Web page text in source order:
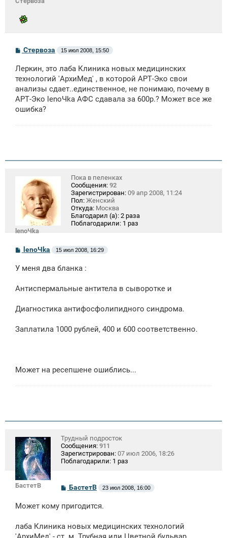
С
б
щ
н
и
Стервоза 15 июл 2008, 15:50
Леркин, это лаба Клиника новых медицинских
технологий 'АрхиМед' , в которой АРТ-Эко свои
анализы сдает..единственное, не понимаю, почему в
АРТ-Эко lenoЧka АФС сдавала за 600р.? Может все же
ошибка?
lenoЧka
Пока в пеленках
Сообщения: 92
Зарегистрирован: 09 апр 2008, 11:24
Пол: Женский
Откуда: Москва
Благодарил (а): 2 раза
Поблагодарили: 1 раз
С
б
н
lenoЧka 15 июл 2008, 16:29
У меня два бланка :
Антиспермальные антитела в сыворотке и
Диагностика антифосфолипидного синдрома.
Заплатила 1000 рублей, 400 и 600 соответственно.
Может на ресепшене ошиблись...
БастетВ
Трудный подросток
Сообщения: 911
Зарегистрирован: 07 июл 2006, 18:26
Поблагодарили: 1 раз
С
б
н
и
БастетВ 23 июл 2008, 16:00
Может кому пригодится.
лаба Клиника новых медицинских технологий